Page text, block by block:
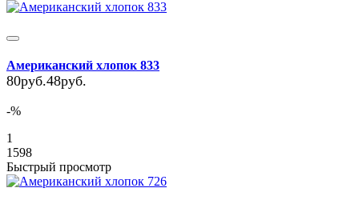
Американский хлопок 833
80руб.48руб.
-%
1
1598
Быстрый просмотр